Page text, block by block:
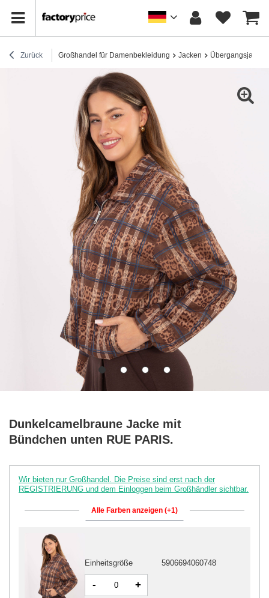
Zurück Großhandel für Damenbekleidung Jacken Übergangsjacken
Dunkelcamelbraune Jacke mit
Bündchen unten RUE PARIS.
Wir bieten nur Großhandel. Die Preise sind erst nach der
REGISTRIERUNG und dem Einloggen beim Großhändler sichtbar.
Alle Farben anzeigen (+1)
Einheitsgröße 5906694060748
- +